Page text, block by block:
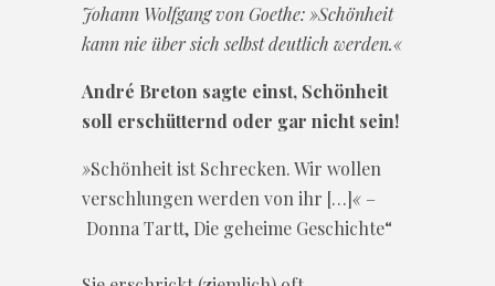
Johann Wolfgang von Goethe: »Schönheit
kann nie über sich selbst deutlich werden.«
André Breton sagte einst, Schönheit
soll erschütternd oder gar nicht sein!
»Schönheit ist Schrecken. Wir wollen
verschlungen werden von ihr […]« –
Donna Tartt, Die geheime Geschichte“